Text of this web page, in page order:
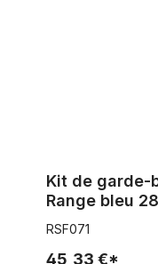
Kit de garde-
Range bleu
RSF071
45,33 €*